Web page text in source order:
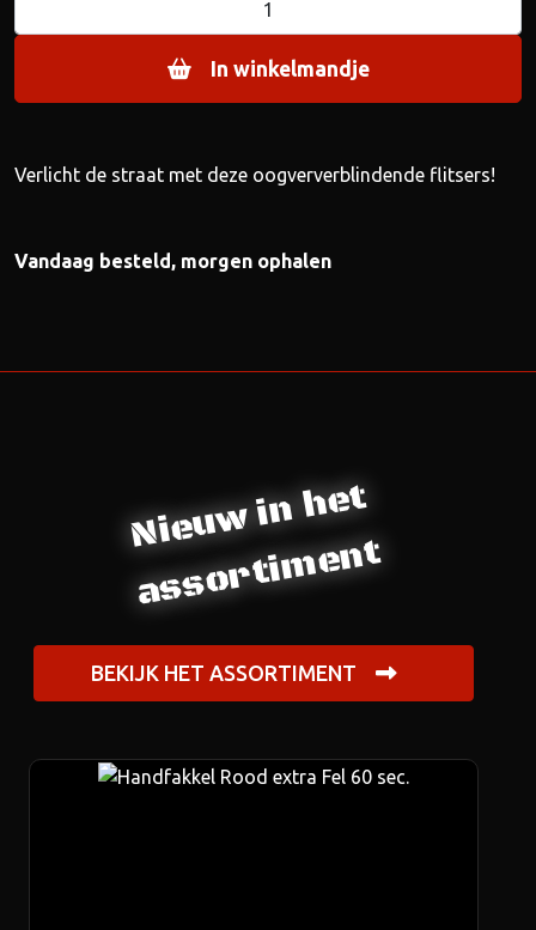
In winkelmandje
Verlicht de straat met deze oogververblindende flitsers!
Vandaag besteld, morgen ophalen
Nieuw in het
assortiment
BEKIJK HET ASSORTIMENT